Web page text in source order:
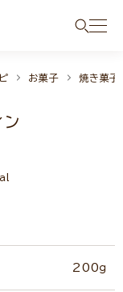
お菓子 焼き菓子
ン
200ｇ